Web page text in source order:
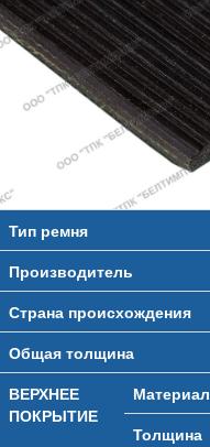
Тип ремня
Производитель
Страна происхождения
Общая толщина
ВЕРХНЕЕ
ПОКРЫТИЕ
Материал
Толщина